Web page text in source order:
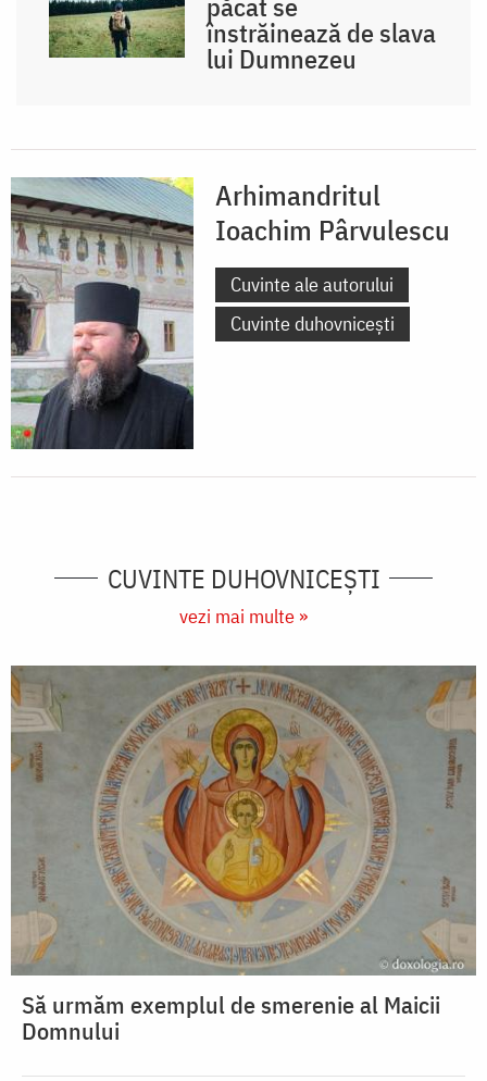
înstrăinează de slava
lui Dumnezeu
Arhimandritul
Ioachim Pârvulescu
Cuvinte ale autorului
Cuvinte duhovnicești
CUVINTE DUHOVNICEȘTI
vezi mai multe »
Să urmăm exemplul de smerenie al Maicii
Domnului